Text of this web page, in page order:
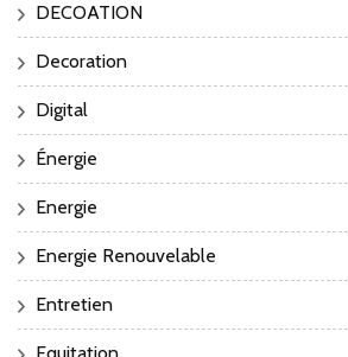
DECOATION
Decoration
Digital
Énergie
Energie
Energie Renouvelable
Entretien